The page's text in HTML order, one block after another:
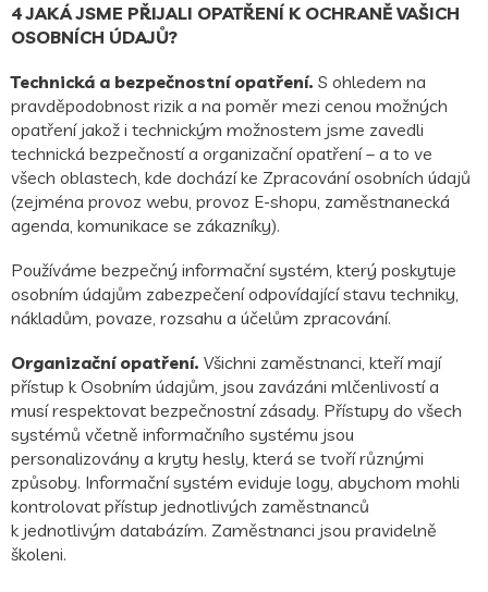
4 JAKÁ JSME PŘIJALI OPATŘENÍ K OCHRANĚ VAŠICH
OSOBNÍCH ÚDAJŮ?
Technická a bezpečnostní opatření. S ohledem na
pravděpodobnost rizik a na poměr mezi cenou možných
opatření jakož i technickým možnostem jsme zavedli
technická bezpečností a organizační opatření – a to ve
všech oblastech, kde dochází ke Zpracování osobních údajů
(zejména provoz webu, provoz E-shopu, zaměstnanecká
agenda, komunikace se zákazníky).
Používáme bezpečný informační systém, který poskytuje
osobním údajům zabezpečení odpovídající stavu techniky,
nákladům, povaze, rozsahu a účelům zpracování.
Organizační opatření. Všichni zaměstnanci, kteří mají
přístup k Osobním údajům, jsou zavázáni mlčenlivostí a
musí respektovat bezpečnostní zásady. Přístupy do všech
systémů včetně informačního systému jsou
personalizovány a kryty hesly, která se tvoří různými
způsoby. Informační systém eviduje logy, abychom mohli
kontrolovat přístup jednotlivých zaměstnanců
k jednotlivým databázím. Zaměstnanci jsou pravidelně
školeni.